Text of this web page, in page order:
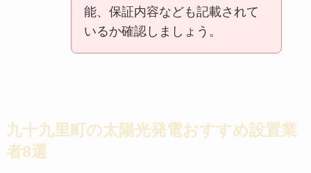
能、保証内容なども記載されて
いるか確認しましょう。
九十九里町の太陽光発電おすすめ設置業
者8選